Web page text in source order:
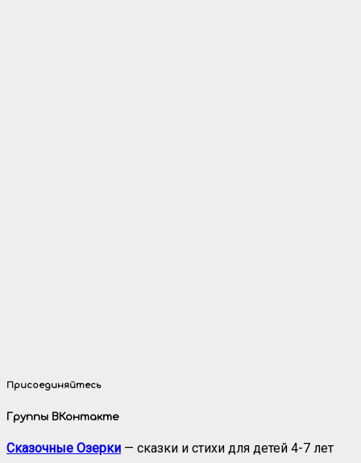
Присоединяйтесь
Группы ВКонтакте
Сказочные Озерки — сказки и стихи для детей 4-7 лет